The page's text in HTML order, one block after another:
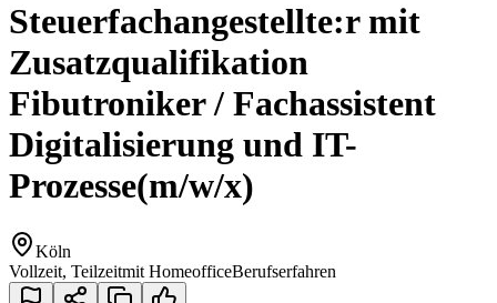
Steuerfachangestellte:r mit
Zusatzqualifikation
Fibutroniker / Fachassistent
Digitalisierung und IT-
Prozesse(m/w/x)
Köln
Vollzeit, Teilzeitmit HomeofficeBerufserfahren